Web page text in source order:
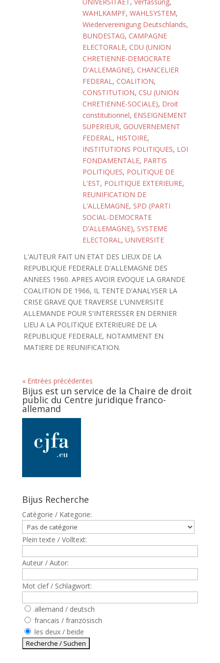
WAHLKAMPF, WAHLSYSTEM,
Wiedervereinigung Deutschlands,
BUNDESTAG, CAMPAGNE
ELECTORALE, CDU (UNION
CHRETIENNE-DEMOCRATE
D'ALLEMAGNE), CHANCELIER
FEDERAL, COALITION,
CONSTITUTION, CSU (UNION
CHRETIENNE-SOCIALE), Droit
constitutionnel, ENSEIGNEMENT
SUPERIEUR, GOUVERNEMENT
FEDERAL, HISTOIRE,
INSTITUTIONS POLITIQUES, LOI
FONDAMENTALE, PARTIS
POLITIQUES, POLITIQUE DE
L'EST, POLITIQUE EXTERIEURE,
REUNIFICATION DE
L'ALLEMAGNE, SPD (PARTI
SOCIAL-DEMOCRATE
D'ALLEMAGNE), SYSTEME
ELECTORAL, UNIVERSITE
L'AUTEUR FAIT UN ETAT DES LIEUX DE LA
REPUBLIQUE FEDERALE D'ALLEMAGNE DES
ANNEES 1960. APRES AVOIR EVOQUE LA GRANDE
COALITION DE 1966, IL TENTE D'ANALYSER LA
CRISE GRAVE QUE TRAVERSE L'UNIVERSITE
ALLEMANDE POUR S'INTERESSER EN DERNIER
LIEU A LA POLITIQUE EXTERIEURE DE LA
REPUBLIQUE FEDERALE, NOTAMMENT EN
MATIERE DE REUNIFICATION.
« Entrées précédentes
Bijus est un service de la Chaire de droit
public du Centre juridique franco-
allemand
Bijus Recherche
Catègorie / Kategorie:
Plein texte / Volltext:
Auteur / Autor:
Mot clef / Schlagwort:
allemand / deutsch
francais / französisch
les deux / beide